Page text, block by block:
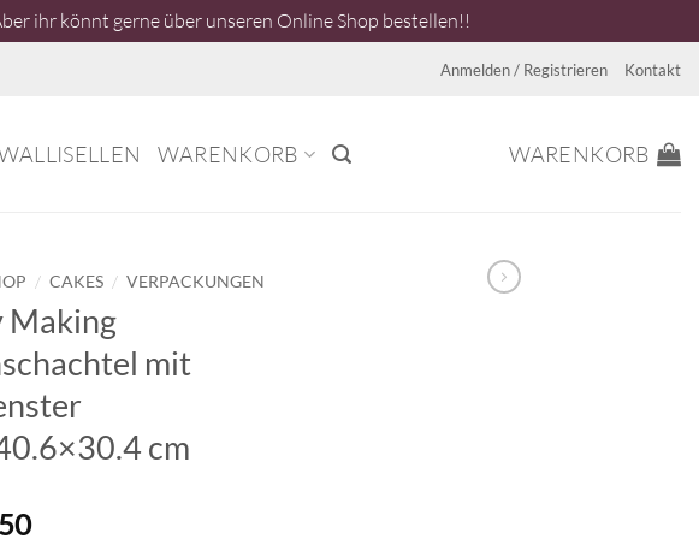
ihr könnt gerne über unseren Online Shop bestellen!!
Anmelden / Registrieren Kontakt
WARENKORB WARENKORB
/ CAKES / VERPACKUNGEN
Making
mit
cm